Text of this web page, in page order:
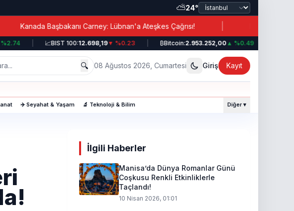
⛅24°
Başbakanı Carney: Lübnan'a Ateşkes Çağrısı! |
| BIST 100:12.698,19▼ %0.23 | Bitcoin:2.953.252,00▲ %0.49 |
🔍 08 Ağustos 2026, Cumartesi Giriş Kayıt
✈️ Seyahat & Yaşam 🔬 Teknoloji & Bilim Diğer ▾
İlgili Haberler
Manisa’da Dünya Romanlar Günü
Coşkusu Renkli Etkinliklerle
Taçlandı!
10 Nisan 2026, 01:01